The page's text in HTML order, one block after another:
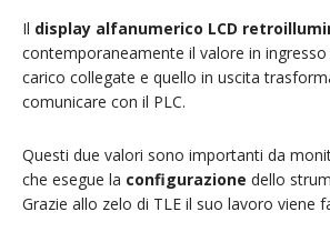
Il display alfanumerico LCD
contemporaneamente il valore in ingresso
carico collegate e quello in uscita
comunicare con il PLC.
Questi due valori sono importanti da
che esegue la configurazione dello
Grazie allo zelo di TLE il suo lavoro viene